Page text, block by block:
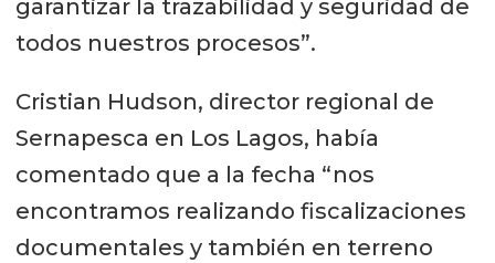
garantizar la trazabilidad y seguridad de
todos nuestros procesos”.
Cristian Hudson, director regional de
Sernapesca en Los Lagos, había
comentado que a la fecha “nos
encontramos realizando fiscalizaciones
documentales y también en terreno